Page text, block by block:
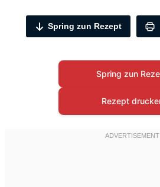
Spring zun Rezept
Spring zun
Rezept